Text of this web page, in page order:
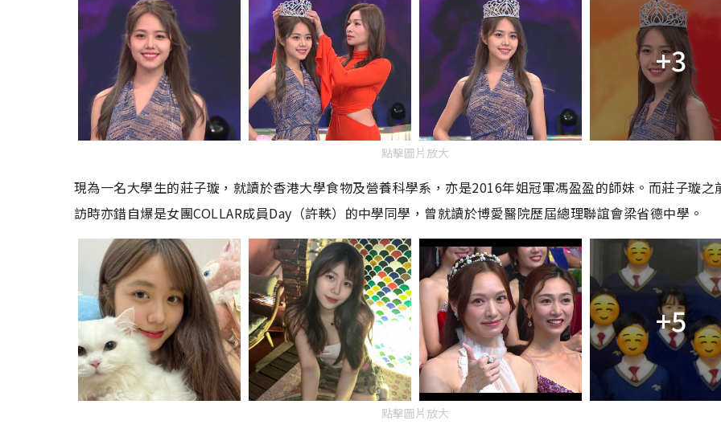
+3
點擊圖片放大
現為一名大學生的莊子璇，就讀於香港大學食物及營養科學系，亦是2016年姐冠軍馮盈盈的師妹。而莊子璇之
訪時亦錯自爆是女團COLLAR成員Day（許軼）的中學同學，曾就讀於博愛醫院歷屆總理聯誼會梁省德中學。
+5
點擊圖片放大